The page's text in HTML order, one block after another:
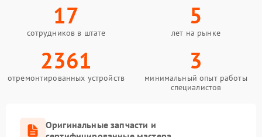
17
сотрудников в штате
5
лет на рынке
2361
отремонтированных устройств
3
минимальный опыт работы
специалистов
Оригинальные запчасти и